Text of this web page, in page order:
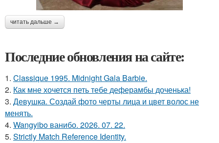
читать дальше →
Последние обновления на сайте:
1. Classique 1995. Midnight Gala Barbie.
2. Как мне хочется петь тебе деферамбы доченька!
3. Девушка. Создай фото черты лица и цвет волос не
менять.
4. Wangyibo ванибо. 2026. 07. 22.
5. Strictly Match Reference Identity.